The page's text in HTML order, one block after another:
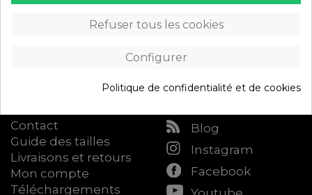
Équipement du
Accessoires de vélo
Découvrez Eltin
Keep On Cycling
Devenez distributeur
Accès B2B
Contact
Guide des tailles
Livraisons et retours
Mon compte
Téléchargements
Blog
Instagram
Facebook
Refuser tous les cookies
Configurer
Politique de confidentialité et de cookies